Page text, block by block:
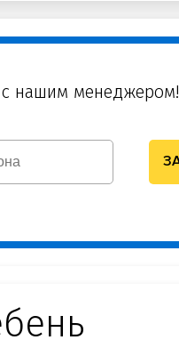
с нашим менеджером!